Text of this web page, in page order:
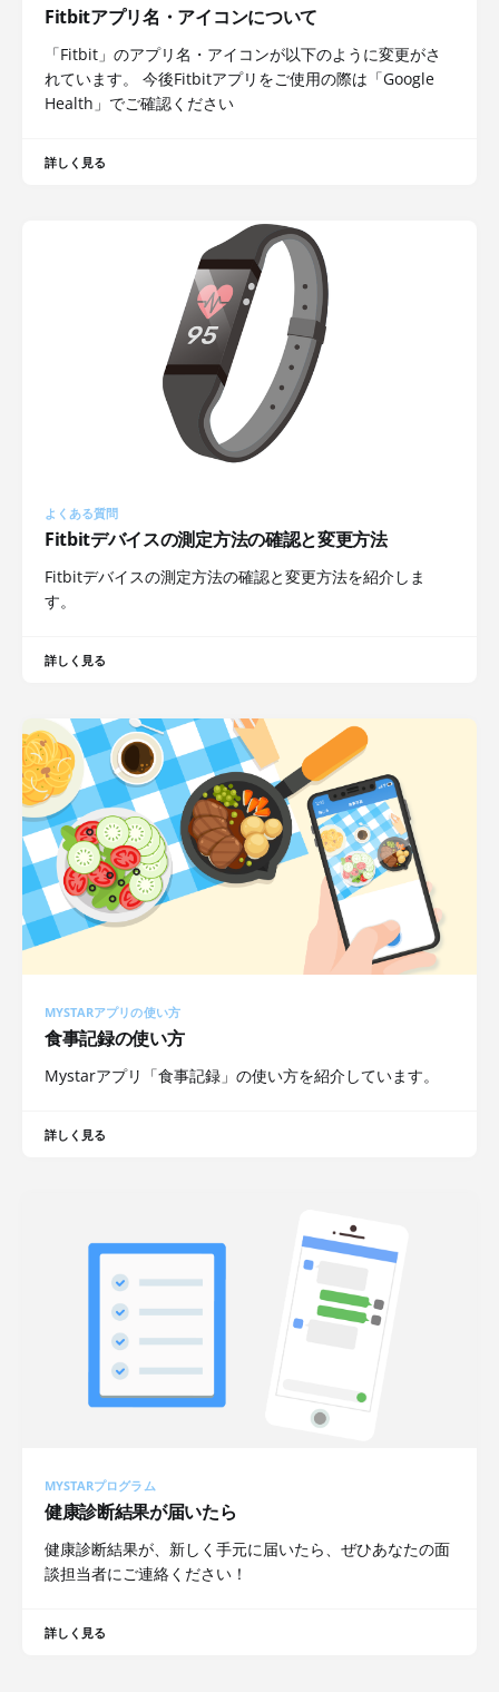
Fitbitアプリ名・アイコンについて
「Fitbit」のアプリ名・アイコンが以下のように変更がさ
れています。 今後Fitbitアプリをご使用の際は「Google
Health」でご確認ください
詳しく見る
よくある質問
Fitbitデバイスの測定方法の確認と変更方法
Fitbitデバイスの測定方法の確認と変更方法を紹介しま
す。
詳しく見る
MYSTARアプリの使い方
食事記録の使い方
Mystarアプリ「食事記録」の使い方を紹介しています。
詳しく見る
MYSTARプログラム
健康診断結果が届いたら
健康診断結果が、新しく手元に届いたら、ぜひあなたの面
談担当者にご連絡ください！
詳しく見る